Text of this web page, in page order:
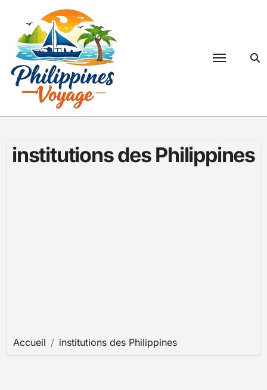
contenu
institutions des Philippines
Accueil institutions des Philippines